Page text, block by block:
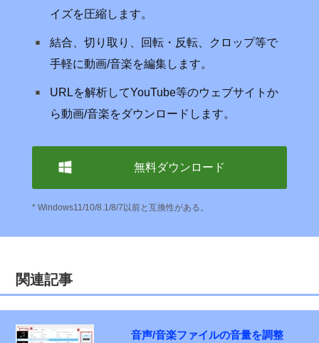
イズを圧縮します。
結合、切り取り、回転・反転、クロップ等で
手軽に動画/音楽を編集します。
URLを解析してYouTube等のウェブサイトか
ら動画/音楽をダウンロードします。
無料ダウンロード
* Windows11/10/8.1/8/7以前と互換性がある。
関連記事
音声/音楽ファイルの音量を調整